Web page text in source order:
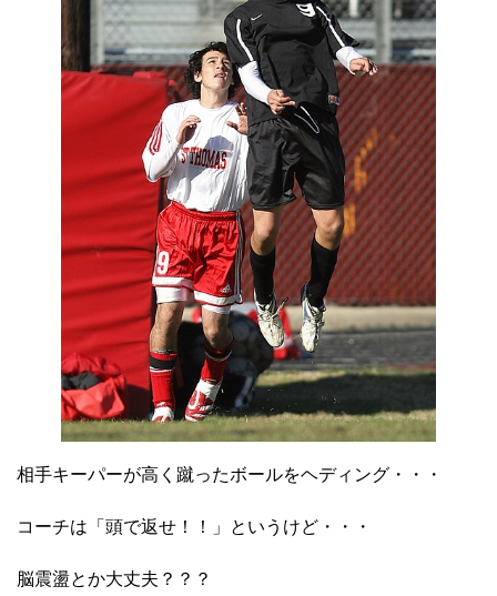
相手キーパーが高く蹴ったボールをヘディング・・・
コーチは「頭で返せ！！」というけど・・・
脳震盪とか大丈夫？？？